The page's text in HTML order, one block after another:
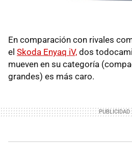
En comparación con rivales
el Skoda Enyaq iV, dos
mueven en su categoría
grandes) es más caro.